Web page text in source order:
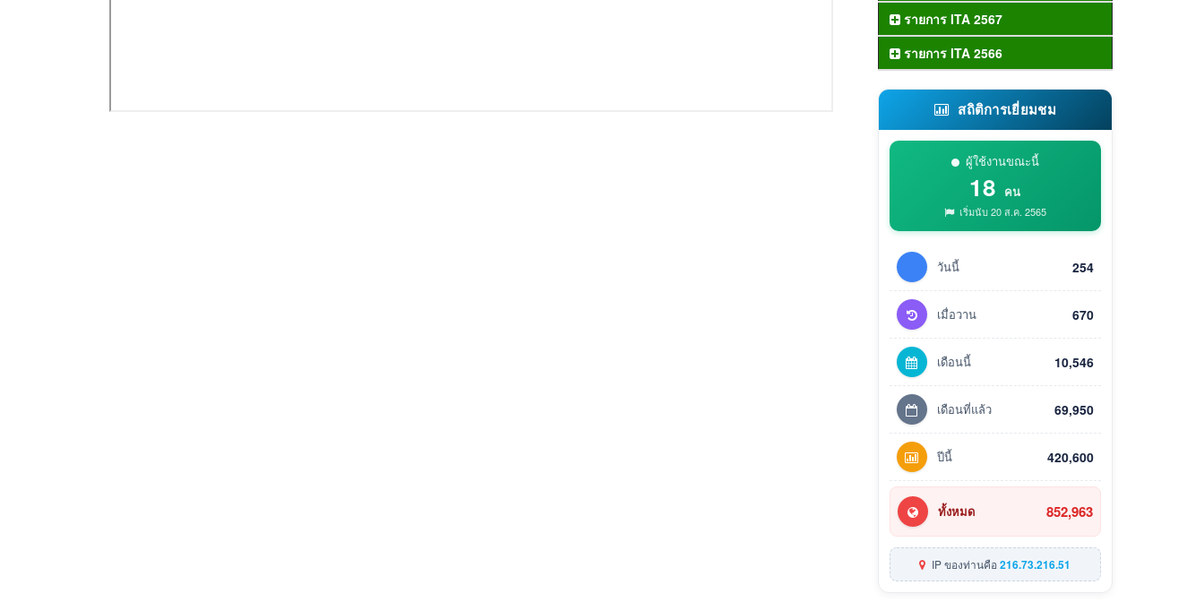
รายการ ITA 2567
รายการ ITA 2566
สถิติการเยี่ยมชม
ผู้ใช้งานขณะนี้
18 คน
เริ่มนับ 20 ส.ค. 2565
วันนี้ 254
เมื่อวาน 670
เดือนนี้ 10,546
เดือนที่แล้ว 69,950
ปีนี้ 420,600
ทั้งหมด 852,963
IP ของท่านคือ216.73.216.51